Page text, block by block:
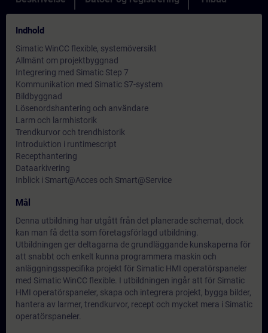
Indhold
Simatic WinCC flexible, systemöversikt
Allmänt om projektbyggnad
Integrering med Simatic Step 7
Kommunikation med Simatic S7-system
Bildbyggnad
Lösenordshantering och användare
Larm och larmhistorik
Trendkurvor och trendhistorik
Introduktion i runtimescript
Recepthantering
Dataarkivering
Inblick i Smart@Acces och Smart@Service
Mål
Denna utbildning har utgått från det planerade schemat, dock
kan man få detta som företagsförlagd utbildning.
Utbildningen ger deltagarna de grundläggande kunskaperna för
att snabbt och enkelt kunna programmera maskin och
anläggningsspecifika projekt för Simatic HMI operatörspaneler
med Simatic WinCC flexible. I utbildningen ingår att för Simatic
HMI operatörspaneler, skapa och integrera projekt, bygga bilder,
hantera av larmer, trendkurvor, recept och mycket mera i Simatic
operatörspaneler.